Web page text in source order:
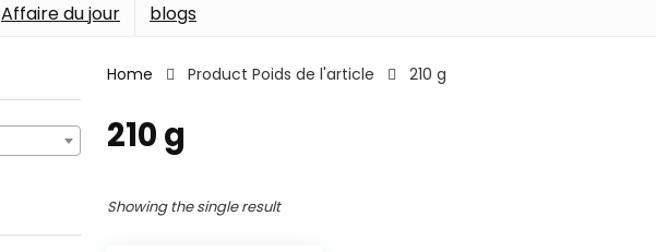
Affaire du jour blogs
Home Product Poids de l'article ‎210 g
‎210 g
Showing the single result